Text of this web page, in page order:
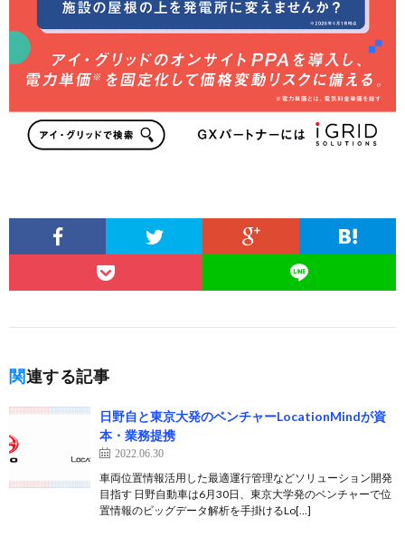
関連する記事
日野自と東京大発のベンチャーLocationMindが資
本・業務提携
2022.06.30
車両位置情報活用した最適運行管理などソリューション開発
目指す 日野自動車は6月30日、東京大学発のベンチャーで位
置情報のビッグデータ解析を手掛けるLo[…]